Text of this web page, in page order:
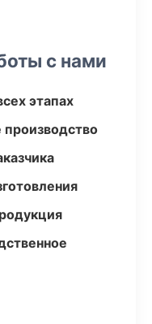
с нами
этапах